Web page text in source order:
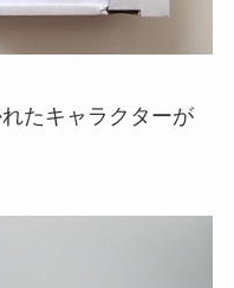
たキャラクターが